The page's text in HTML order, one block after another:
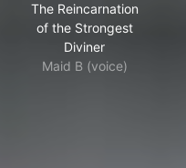
The Reincarnation
of the Strongest
Diviner
Maid B (voice)